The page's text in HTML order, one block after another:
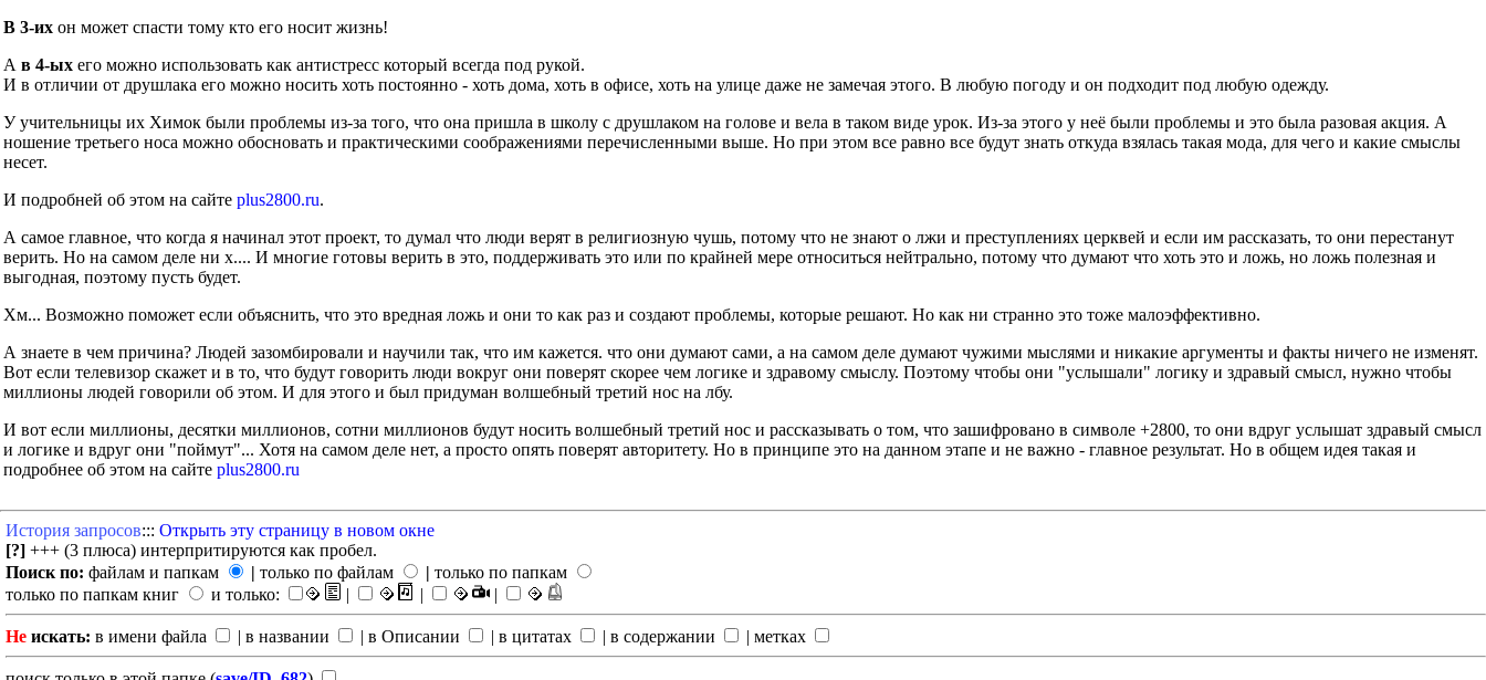
В 3-их он может спасти тому кто его носит жизнь!
А в 4-ых его можно использовать как антистресс который всегда под рукой.
И в отличии от друшлака его можно носить хоть постоянно - хоть дома, хоть в офисе, хоть на улице даже не замечая этого. В любую погоду и он подходит под любую одежду.
У учительницы их Химок были проблемы из-за того, что она пришла в школу с друшлаком на голове и вела в таком виде урок. Из-за этого у неё были проблемы и это была разовая акция. А
ношение третьего носа можно обосновать и практическими соображениями перечисленными выше. Но при этом все равно все будут знать откуда взялась такая мода, для чего и какие смыслы
несет.
И подробней об этом на сайте plus2800.ru.
А самое главное, что когда я начинал этот проект, то думал что люди верят в религиозную чушь, потому что не знают о лжи и преступлениях церквей и если им рассказать, то они перестанут
верить. Но на самом деле ни х.... И многие готовы верить в это, поддерживать это или по крайней мере относиться нейтрально, потому что думают что хоть это и ложь, но ложь полезная и
выгодная, поэтому пусть будет.
Хм... Возможно поможет если объяснить, что это вредная ложь и они то как раз и создают проблемы, которые решают. Но как ни странно это тоже малоэффективно.
А знаете в чем причина? Людей зазомбировали и научили так, что им кажется. что они думают сами, а на самом деле думают чужими мыслями и никакие аргументы и факты ничего не изменят.
Вот если телевизор скажет и в то, что будут говорить люди вокруг они поверят скорее чем логике и здравому смыслу. Поэтому чтобы они "услышали" логику и здравый смысл, нужно чтобы
миллионы людей говорили об этом. И для этого и был придуман волшебный третий нос на лбу.
И вот если миллионы, десятки миллионов, сотни миллионов будут носить волшебный третий нос и рассказывать о том, что зашифровано в символе +2800, то они вдруг услышат здравый смысл
и логике и вдруг они "поймут"... Хотя на самом деле нет, а просто опять поверят авторитету. Но в принципе это на данном этапе и не важно - главное результат. Но в общем идея такая и
подробнее об этом на сайте plus2800.ru
История запросов::: Открыть эту страницу в новом окне
[?] +++ (3 плюса) интерпритируются как пробел.
Поиск по: файлам и папкам | только по файлам | только по папкам
только по папкам книг
и только: | | |
Не искать: в имени файла | в названии | в Описании | в цитатах | в содержании | метках